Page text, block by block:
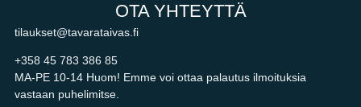
OTA YHTEYTTÄ
tilaukset@tavarataivas.fi
+358 45 783 386 85
MA-PE 10-14 Huom! Emme voi ottaa palautus ilmoituksia
vastaan puhelimitse.